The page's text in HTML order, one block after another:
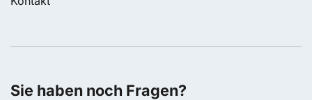
Sie haben noch Fragen?